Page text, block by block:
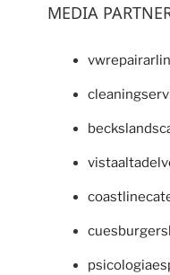
MEDIA